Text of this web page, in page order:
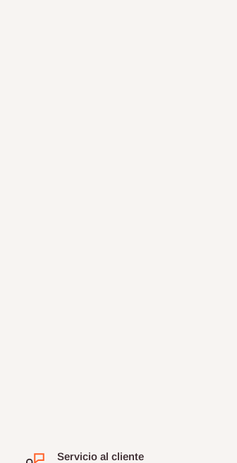
Servicio al cliente